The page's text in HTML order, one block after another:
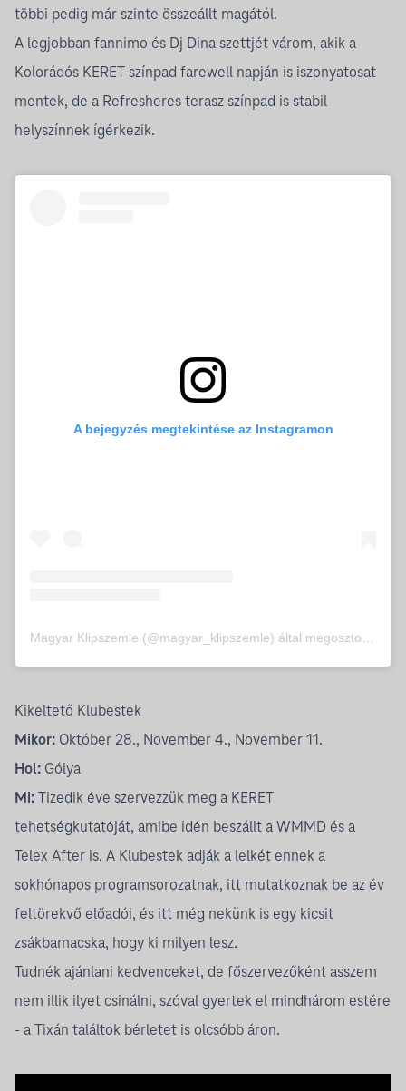
többi pedig már szinte összeállt magától.
A legjobban fannimo és Dj Dina szettjét várom, akik a
Kolorádós KERET színpad farewell napján is iszonyatosat
mentek, de a Refresheres terasz színpad is stabil
helyszínnek ígérkezik.
A bejegyzés megtekintése az Instagramon
Kikeltető Klubestek
Mikor: Október 28., November 4., November 11.
Hol: Gólya
Mi: Tizedik éve szervezzük meg a KERET
tehetségkutatóját, amibe idén beszállt a WMMD és a
Telex After is. A Klubestek adják a lelkét ennek a
sokhónapos programsorozatnak, itt mutatkoznak be az év
feltörekvő előadói, és itt még nekünk is egy kicsit
zsákbamacska, hogy ki milyen lesz.
Tudnék ajánlani kedvenceket, de főszervezőként asszem
nem illik ilyet csinálni, szóval gyertek el mindhárom estére
- a Tixán találtok bérletet is olcsóbb áron.